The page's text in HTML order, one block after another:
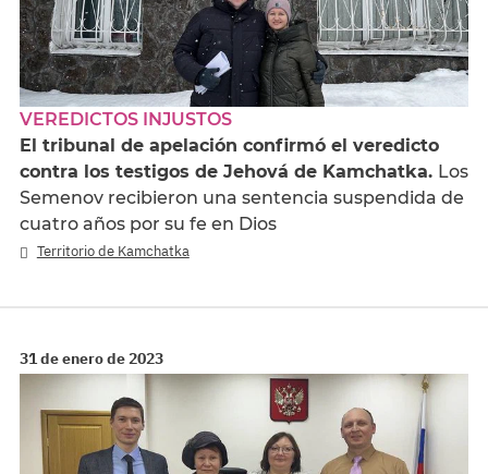
VEREDICTOS INJUSTOS
El tribunal de apelación confirmó el veredicto
contra los testigos de Jehová de Kamchatka. Los
Semenov recibieron una sentencia suspendida de
cuatro años por su fe en Dios
Territorio de Kamchatka
31 de enero de 2023